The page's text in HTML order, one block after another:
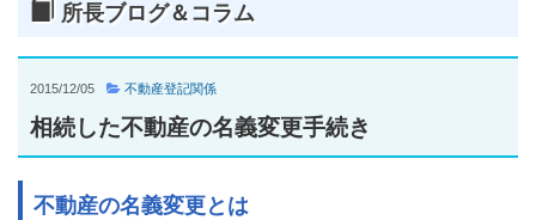
所長ブログ＆コラム
2015/12/05 不動産登記関係
相続した不動産の名義変更手続き
不動産の名義変更とは